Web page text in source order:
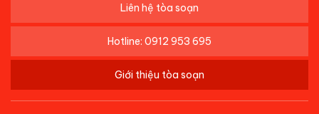
Liên hệ tòa soạn
Hotline: 0912 953 695
Giới thiệu tòa soạn